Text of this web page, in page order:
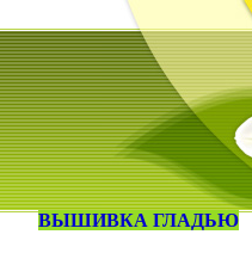
ВЫШИВКА ГЛАДЬЮ